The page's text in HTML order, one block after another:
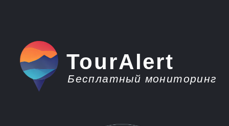
TourAlert
Бесплатный мониторинг